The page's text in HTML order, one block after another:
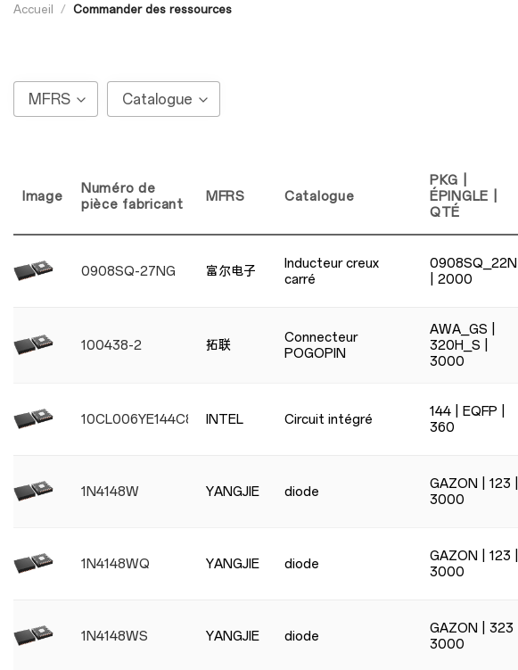
Accueil / Commander des ressources
MFRS Catalogue
Image
Numéro de
pièce fabricant
MFRS Catalogue
PKG |
ÉPINGLE |
QTÉ
0908SQ-27NG 富尔电子
Inducteur creux
carré
0908SQ_22N
| 2000
100438-2 拓联
Connecteur
POGOPIN
AWA_GS |
320H_S |
3000
10CL006YE144C8G INTEL Circuit intégré
144 | EQFP |
360
1N4148W YANGJIE diode
GAZON | 123 |
3000
1N4148WQ YANGJIE diode
GAZON | 123 |
3000
1N4148WS YANGJIE diode
GAZON | 323 |
3000